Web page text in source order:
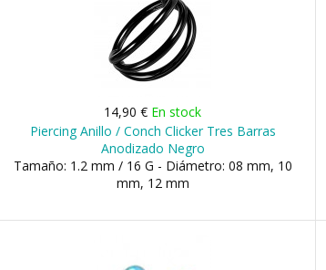
14,90 € En stock
Piercing Anillo / Conch Clicker Tres Barras
Anodizado Negro
Tamaño: 1.2 mm / 16 G - Diámetro: 08 mm, 10
mm, 12 mm